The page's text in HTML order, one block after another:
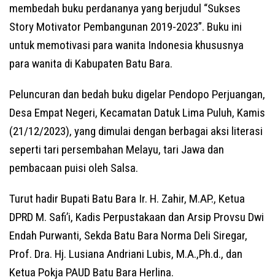
membedah buku perdananya yang berjudul “Sukses
Story Motivator Pembangunan 2019-2023”. Buku ini
untuk memotivasi para wanita Indonesia khususnya
para wanita di Kabupaten Batu Bara.
Peluncuran dan bedah buku digelar Pendopo Perjuangan,
Desa Empat Negeri, Kecamatan Datuk Lima Puluh, Kamis
(21/12/2023), yang dimulai dengan berbagai aksi literasi
seperti tari persembahan Melayu, tari Jawa dan
pembacaan puisi oleh Salsa.
Turut hadir Bupati Batu Bara Ir. H. Zahir, M.AP., Ketua
DPRD M. Safi’i, Kadis Perpustakaan dan Arsip Provsu Dwi
Endah Purwanti, Sekda Batu Bara Norma Deli Siregar,
Prof. Dra. Hj. Lusiana Andriani Lubis, M.A.,Ph.d., dan
Ketua Pokja PAUD Batu Bara Herlina.